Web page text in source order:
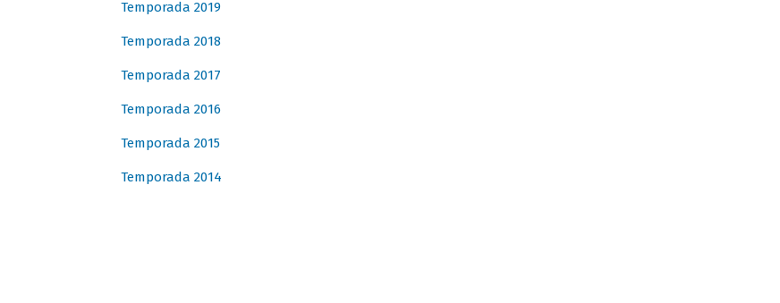
Temporada 2019
Temporada 2018
Temporada 2017
Temporada 2016
Temporada 2015
Temporada 2014